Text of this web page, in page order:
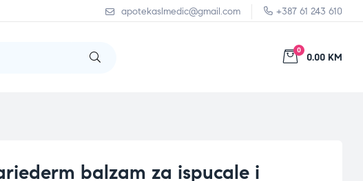
apotekaslmedic@gmail.com +387 61 243 610
0
0.00 KM
balzam za ispucale i